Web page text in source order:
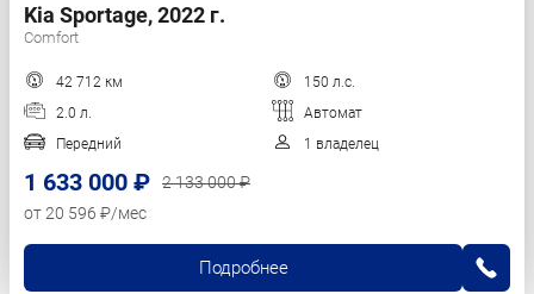
Kia Sportage, 2022 г.
Comfort
42 712 км
150 л.с.
2.0 л.
Автомат
Передний
1 владелец
1 633 000 ₽
2 133 000 ₽
от 20 596 ₽/мес
Подробнее